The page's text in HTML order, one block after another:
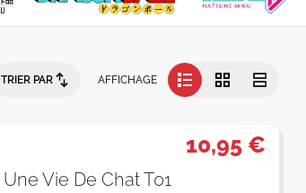
Ordre Alphabétique -
TRIER PAR AFFICHAGE
10,95 €
Vie De Chat T01